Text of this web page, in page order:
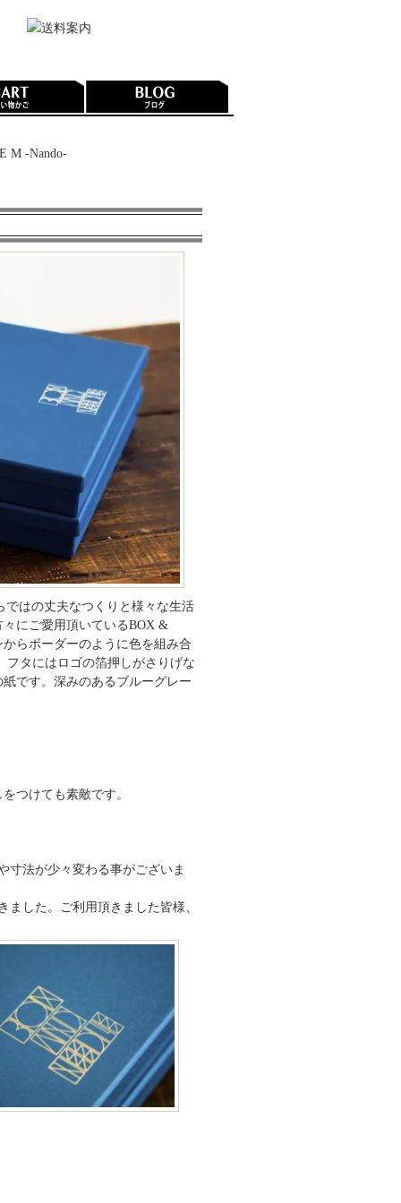
M -Nando-
はの丈夫なつくりと様々な生活
にご愛用頂いているBOX &
らボーダーのように色を組み合
フタにはロゴの箔押しがさりげな
です。深みのあるブルーグレー
つけても素敵です。
寸法が少々変わる事がございま
した。ご利用頂きました皆様、